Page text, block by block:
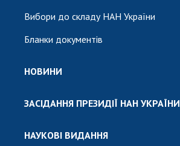
Вибори до складу НАН України
Бланки документів
НОВИНИ
ЗАСІДАННЯ ПРЕЗИДІЇ НАН УКРАЇНИ
НАУКОВІ ВИДАННЯ